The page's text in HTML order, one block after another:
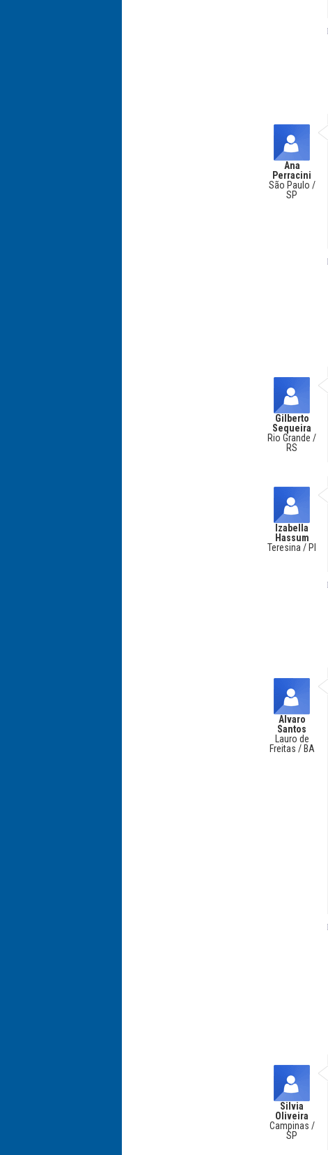
Ana
Perracini
São Paulo /
SP
Gilberto
Sequeira
Rio Grande /
RS
Izabella
Hassum
Teresina / PI
Alvaro
Santos
Lauro de
Freitas / BA
Silvia
Oliveira
Campinas /
SP